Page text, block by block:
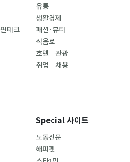
테크
유통
생활경제
패션·뷰티
식음료
호텔ㆍ관광
취업ㆍ채용
Special 사이트
노동신문
해피펫